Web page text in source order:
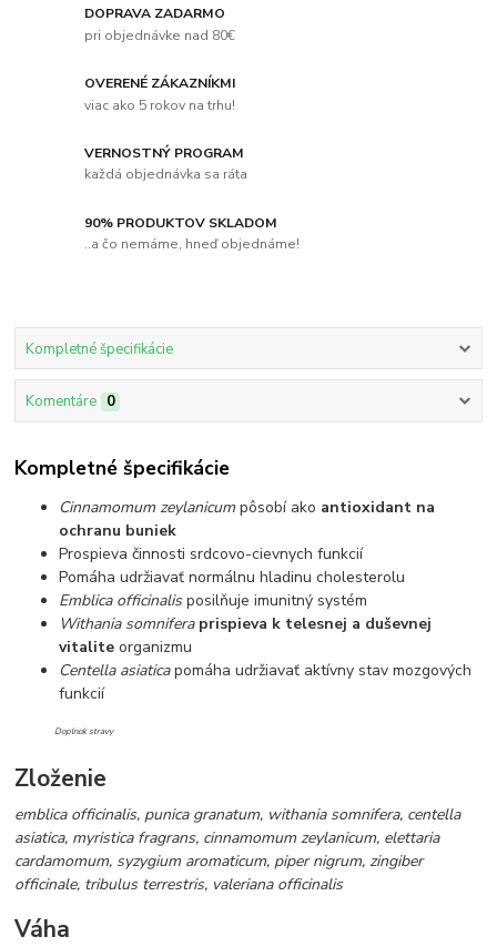
DOPRAVA ZADARMO
pri objednávke nad 80€
OVERENÉ ZÁKAZNÍKMI
viac ako 5 rokov na trhu!
VERNOSTNÝ PROGRAM
každá objednávka sa ráta
90% PRODUKTOV SKLADOM
..a čo nemáme, hneď objednáme!
Kompletné špecifikácie
Komentáre 0
Kompletné špecifikácie
Cinnamomum zeylanicumpôsobí ako antioxidant na
ochranu buniek
Prospieva činnosti srdcovo-cievnych funkcií
Pomáha udržiavať normálnu hladinu cholesterolu
Emblica officinalis posilňuje imunitný systém
Withania somnifera prispieva k telesnej a duševnej
vitalite organizmu
Centella asiaticapomáha udržiavať aktívny stav mozgových
funkcií
Doplnok stravy
Zloženie
emblica officinalis, punica granatum, withania somnifera, centella
asiatica, myristica fragrans, cinnamomum zeylanicum, elettaria
cardamomum, syzygium aromaticum, piper nigrum, zingiber
officinale, tribulus terrestris, valeriana officinalis
Váha